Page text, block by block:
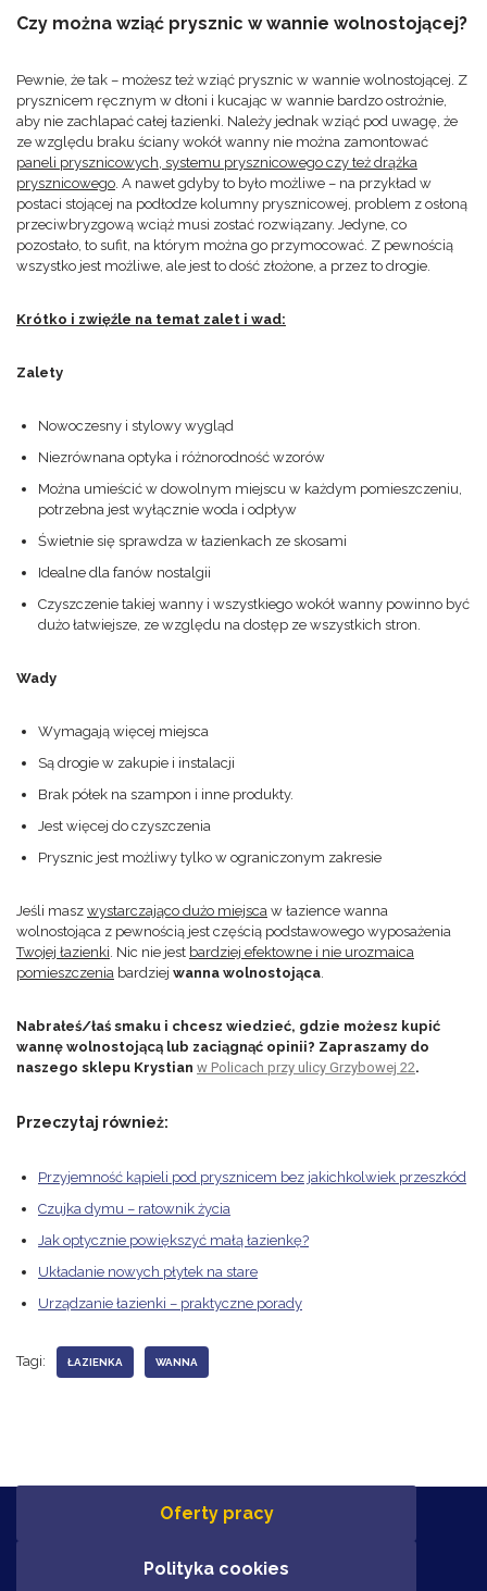
Czy można wziąć prysznic w wannie wolnostojącej?
Pewnie, że tak – możesz też wziąć prysznic w wannie wolnostojącej. Z
prysznicem ręcznym w dłoni i kucając w wannie bardzo ostrożnie,
aby nie zachlapać całej łazienki. Należy jednak wziąć pod uwagę, że
ze względu braku ściany wokół wanny nie można zamontować
paneli prysznicowych, systemu prysznicowego czy też drążka
prysznicowego. A nawet gdyby to było możliwe – na przykład w
postaci stojącej na podłodze kolumny prysznicowej, problem z osłoną
przeciwbryzgową wciąż musi zostać rozwiązany. Jedyne, co
pozostało, to sufit, na którym można go przymocować. Z pewnością
wszystko jest możliwe, ale jest to dość złożone, a przez to drogie.
Krótko i zwięźle na temat zalet i wad:
Zalety
Nowoczesny i stylowy wygląd
Niezrównana optyka i różnorodność wzorów
Można umieścić w dowolnym miejscu w każdym pomieszczeniu,
potrzebna jest wyłącznie woda i odpływ
Świetnie się sprawdza w łazienkach ze skosami
Idealne dla fanów nostalgii
Czyszczenie takiej wanny i wszystkiego wokół wanny powinno być
dużo łatwiejsze, ze względu na dostęp ze wszystkich stron.
Wady
Wymagają więcej miejsca
Są drogie w zakupie i instalacji
Brak półek na szampon i inne produkty.
Jest więcej do czyszczenia
Prysznic jest możliwy tylko w ograniczonym zakresie
Jeśli masz wystarczająco dużo miejsca w łazience wanna
wolnostojąca z pewnością jest częścią podstawowego wyposażenia
Twojej łazienki. Nic nie jest bardziej efektowne i nie urozmaica
pomieszczenia bardziej wanna wolnostojąca.
Nabrałeś/łaś smaku i chcesz wiedzieć, gdzie możesz kupić
wannę wolnostojącą lub zaciągnąć opinii? Zapraszamy do
naszego sklepu Krystian w Policach przy ulicy Grzybowej 22.
Przeczytaj również:
Przyjemność kąpieli pod prysznicem bez jakichkolwiek przeszkód
Czujka dymu – ratownik życia
Jak optycznie powiększyć małą łazienkę?
Układanie nowych płytek na stare
Urządzanie łazienki – praktyczne porady
Tagi: ŁAZIENKA WANNA
Oferty pracy
Polityka cookies